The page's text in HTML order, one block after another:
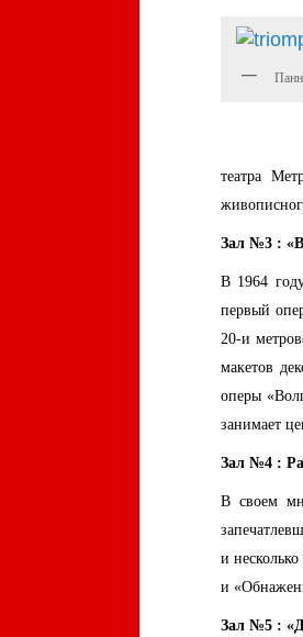
театра
Зал №3 :
В 1964
первый
20-и
макетов
оперы
занимает
Зал №4 :
В своем
и
и
Зал №5 :